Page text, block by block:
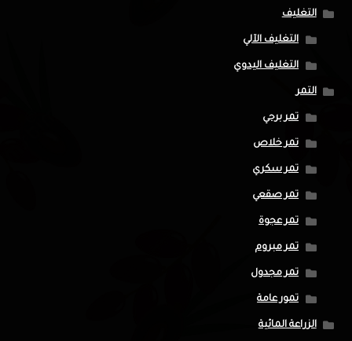
التغليف
التغليف الآلي
التغليف اليدوي
التمر
تمر برحي
تمر خلاص
تمر سكري
تمر صقعي
تمر عجوة
تمر مبروم
تمر مجدول
تمور عامة
الزراعة المائية